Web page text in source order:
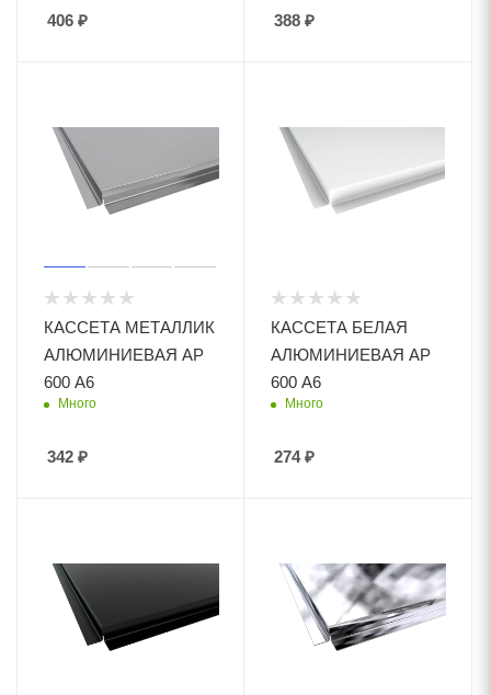
406 ₽ 388 ₽
КАССЕТА МЕТАЛЛИК
АЛЮМИНИЕВАЯ АР
600 А6
Много
342 ₽
КАССЕТА БЕЛАЯ
АЛЮМИНИЕВАЯ АР
600 А6
Много
274₽